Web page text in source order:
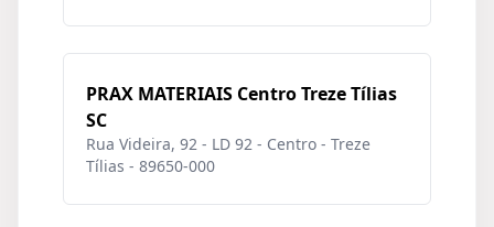
PRAX MATERIAIS Centro Treze Tílias
SC
Rua Videira, 92 - LD 92 - Centro - Treze
Tílias - 89650-000